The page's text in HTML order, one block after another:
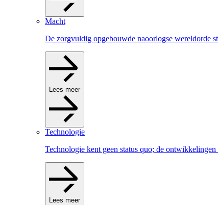
Macht
De zorgvuldig opgebouwde naoorlogse wereldorde
Lees meer
Technologie
Technologie kent geen status quo; de
Lees meer